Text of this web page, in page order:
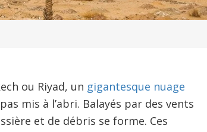
ou Riyad, un gigantesque nuage
mis à l’abri. Balayés par des vents
et de débris se forme. Ces